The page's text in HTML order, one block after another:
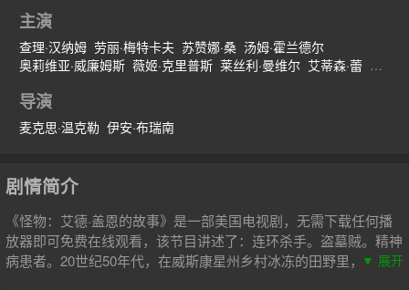
主演
查理·汉纳姆 劳丽·梅特卡夫 苏赞娜·桑 汤姆·霍兰德尔
奥莉维亚·威廉姆斯 薇姬·克里普斯 莱丝利·曼维尔 艾蒂森·蕾
罗宾·薇格特
导演
麦克思·温克勒 伊安·布瑞南
剧情简介
《怪物：艾德·盖恩的故事》是一部美国电视剧，无需下载任何播
放器即可免费在线观看，该节目讲述了：连环杀手。盗墓贼。精神
病患者。20世纪50年代，在威斯康星州乡村冰冻的田野里，友善
▼ 展开